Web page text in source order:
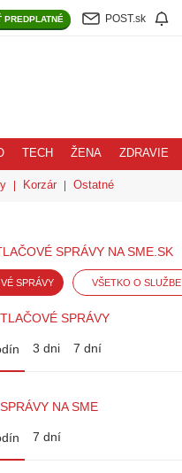
PREDPLATNÉ POST.sk
TECH ŽENA ZDRAVIE
Korzár Ostatné
SPRÁVY NA SME.SK
SPRÁVY VŠETKO O SLUŽBE
SPRÁVY
3 dni 7 dní
NA SME
7 dní